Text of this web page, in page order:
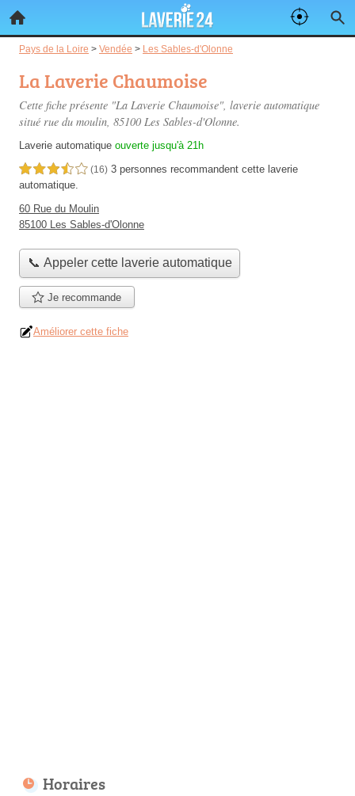
Pays de la Loire > Vendée > Les Sables-d'Olonne
La Laverie Chaumoise
Cette fiche présente "La Laverie Chaumoise", laverie automatique
situé rue du moulin, 85100 Les Sables-d'Olonne.
Laverie automatique ouverte jusqu'à 21h
3,5 étoiles sur 5 (16) 3 personnes recommandent cette laverie
automatique.
60 Rue du Moulin
85100 Les Sables-d'Olonne
📞 Appeler cette laverie automatique
Je recommande
Améliorer cette fiche
Horaires